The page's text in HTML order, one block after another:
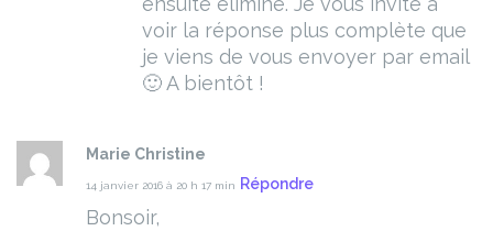
voir la réponse plus complète que
je viens de vous envoyer par email
🙂 A bientôt !
Marie Christine
14 janvier 2016 à 20 h 17 min Répondre
Bonsoir,